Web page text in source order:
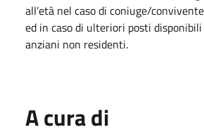
all’età nel caso di coniuge/
ed in caso di ulteriori posti
anziani non residenti.
A cura di